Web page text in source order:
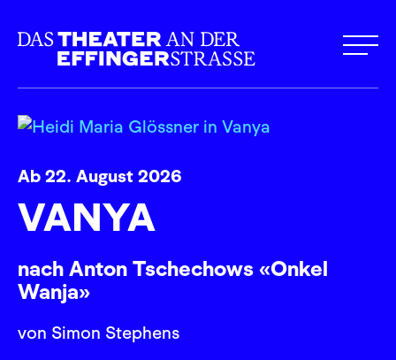
Ab 22. August 2026
VANYA
nach Anton Tschechows «Onkel
Wanja»
von Simon Stephens